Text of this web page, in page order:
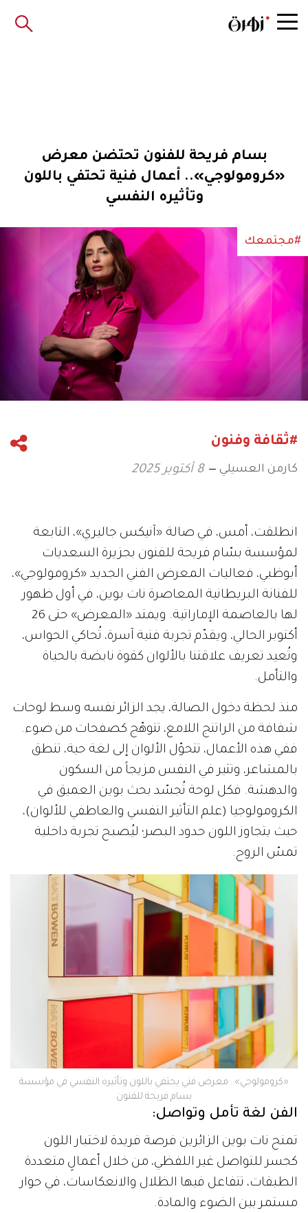
بسام فريحة للفنون تحتضن معرض
«كرومولوجي».. أعمال فنية تحتفي باللون
وتأثيره النفسي
#مجتمعك
#ثقافة وفنون
كارمن العسيلي 8 أكتوبر 2025
انطلقت، أمس، في صالة «آنيكس جاليري»، التابعة
لمؤسسة بسّام فريحة للفنون بجزيرة السعديات
أبوظبي، فعاليات المعرض الفني الجديد «كرومولوجي»،
للفنانة البريطانية المعاصرة نات بوين، في أول ظهور
لها بالعاصمة الإماراتية. ويمتد «المعرض» حتى 26
أكتوبر الحالي، ويقدّم تجربة فنية آسرة، تُحاكي الحواس،
وتُعيد تعريف علاقتنا بالألوان كقوة نابضة بالحياة
والتأمل.
منذ لحظة دخول الصالة، يجد الزائر نفسه وسط لوحات
شفافة من الراتنج اللامع، تتوهّج كصفحات من ضوء.
ففي هذه الأعمال، تتحوّل الألوان إلى لغة حية، تنطق
بالمشاعر، وتثير في النفس مزيجاً من السكون
والدهشة. فكل لوحة تُجسّد بحث بوين العميق في
الكرومولوجيا (علم التأثير النفسي والعاطفي للألوان)،
حيث يتجاوز اللون حدود البصر؛ ليُصبح تجربة داخلية
تمسّ الروح.
«كرومولوجي».. معرض فني يحتفي باللون وتأثيره النفسي في مؤسسة
بسام فريحة للفنون
الفن لغة تأمل وتواصل:
تمنح نات بوين الزائرين فرصة فريدة لاختبار اللون
كجسر للتواصل غير اللفظي، من خلال أعمالٍ متعددة
الطبقات، تتفاعل فيها الظلال والانعكاسات، في حوار
مستمر بين الضوء والمادة.